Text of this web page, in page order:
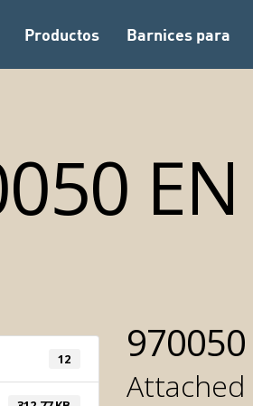
Productos Barnices para
12 970050
Attached